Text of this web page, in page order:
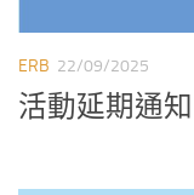
ERB 22/09/2025
活動延期通知